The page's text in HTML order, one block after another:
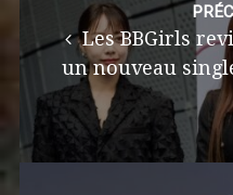
navigation
Les BBGirls
un nouveau